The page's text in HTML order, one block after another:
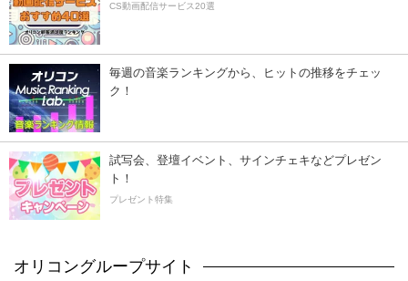
CS動画配信サービス20選
毎週の音楽ランキングから、ヒットの推移をチェッ
ク！
試写会、登壇イベント、サインチェキなどプレゼン
ト！
プレゼント特集
オリコングループサイト